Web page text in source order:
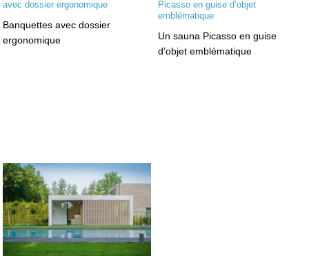
Banquettes avec dossier
ergonomique
Un sauna Picasso en guise
d’objet emblématique